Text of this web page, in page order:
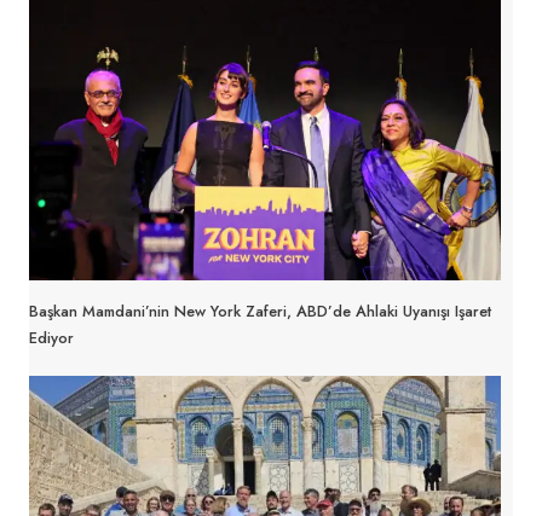
Başkan Mamdani’nin New York Zaferi, ABD’de Ahlaki Uyanışı Işaret
Ediyor